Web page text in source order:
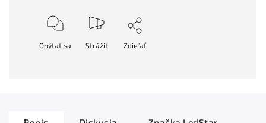
Opýtať sa Strážiť Zdieľať